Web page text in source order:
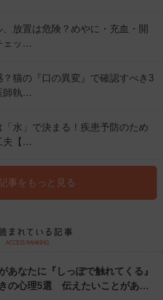
放置は危険？めやに・充血・開
ェッ…
？猫の『口の異変』で確認すべき3
師執…
水」で決まる！疾患予防のため
夫【…
事をもっと見る
あなたに『しっぽで触れてくる』
の心理5選 伝えたいことがあ…